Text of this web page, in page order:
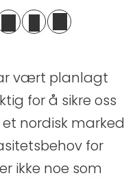
vært planlagt
for å sikre oss
nordisk marked
for
ikke noe som